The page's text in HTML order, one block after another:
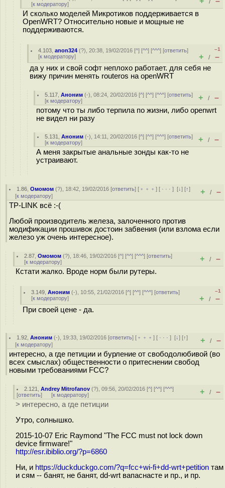
[к модератору] /
И сколько моделей Микротиков поддерживается в
OpenWRT? Относительно новые и мощные не
поддерживаются.
4.103 ,anon324 (?), 20:38, 19/02/2016 [^] [^^] [^^^] [ответить]
[к модератору]
–1
+ / –
да у них и свой софт неплохо работает. для себя не
вижу причин менять routeros на openWRT
5.117 ,Аноним (-), 08:24, 20/02/2016 [^] [^^] [^^^] [ответить]
[к модератору] + / –
потому что ты либо терпила по жизни, либо openwrt
не видел ни разу
5.131 ,Аноним (-), 14:11, 20/02/2016 [^] [^^] [^^^] [ответить]
[к модератору] + / –
А меня закрытые анальные зонды как-то не
устраивают.
1.86 ,Омомом (?), 18:42, 19/02/2016 [ответить] [ ﹢﹢﹢] [ · · ·][↓] [↑]
[к модератору] + / –
TP-LINK всё :-(
Любой производитель железа, залоченного против
модификации прошивок достоин забвения (или взлома если
железо уж очень интересное).
2.87 ,Омомом (?), 18:46, 19/02/2016 [^] [^^] [^^^] [ответить]
[к модератору] + / –
Кстати жалко. Вроде норм были рутеры.
3.149 ,Аноним (-), 10:55, 21/02/2016 [^] [^^] [^^^] [ответить]
[к модератору]
–1
+ / –
При своей цене - да.
1.92 ,Аноним (-), 19:33, 19/02/2016 [ответить] [ ﹢﹢﹢] [ · · ·][↓] [↑]
[к модератору] + / –
интересно, а где петиции и бурление от свободолюбивой (во
всех смыслах) общественности о притеснении свобод
новыми требованиями FCC?
2.121 ,Andrey Mitrofanov (?), 09:56, 20/02/2016 [^] [^^] [^^^]
[ответить] [к модератору] + / –
> интересно, а где петиции
Утро, солнышко.
2015-10-07 Eric Raymond "The FCC must not lock down
device firmware!"
http://esr.ibiblio.org/?p=6860
Ни, и https://duckduckgo.com/?q=fcc+wi-fi+dd-wrt+petition там
и сям -- банят, не банят, dd-wrt вапаснасте и пр., и пр.